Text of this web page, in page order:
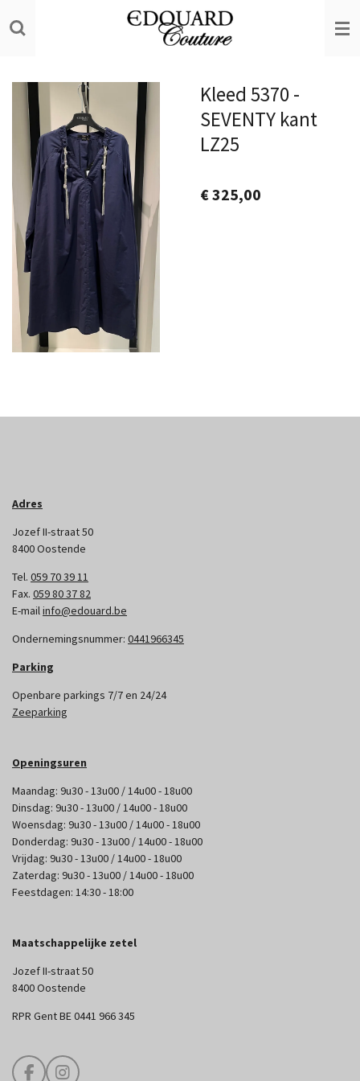
direct
hoofdinhoud
Kleed 5370 -
SEVENTY kant
LZ25
€ 325,00
Adres
Jozef II-straat 50
8400 Oostende
Tel. 059 70 39 11
Fax. 059 80 37 82
E-mailinfo@edouard.be
Ondernemingsnummer: 0441966345
Parking
Openbare parkings 7/7 en 24/24
Zeeparking
Openingsuren
Maandag: 9u30 - 13u00 / 14u00 - 18u00
Dinsdag: 9u30 - 13u00 / 14u00 - 18u00
Woensdag: 9u30 - 13u00 / 14u00 - 18u00
Donderdag: 9u30 - 13u00 / 14u00 - 18u00
Vrijdag: 9u30 - 13u00 / 14u00 - 18u00
Zaterdag: 9u30 - 13u00 / 14u00 - 18u00
Feestdagen: 14:30 - 18:00
Maatschappelijke zetel
Jozef II-straat 50
8400 Oostende
RPR Gent BE 0441 966 345